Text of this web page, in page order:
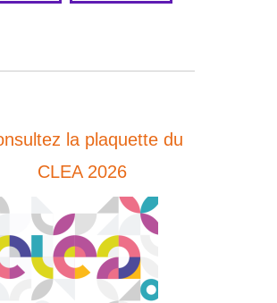
la plaquette du
CLEA 2026